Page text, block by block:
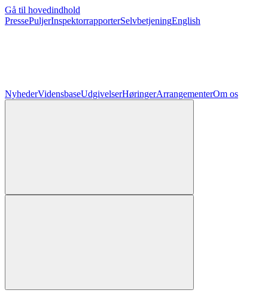
Gå til hovedindhold
PressePuljerInspektorrapporterSelvbetjeningEnglish
NyhederVidensbaseUdgivelserHøringerArrangementerOm os